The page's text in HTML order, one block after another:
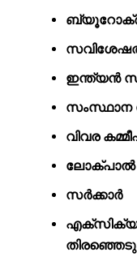
ഇന്ത്യൻ
സംസ്ഥാന
വിവര
സർക്കാർ